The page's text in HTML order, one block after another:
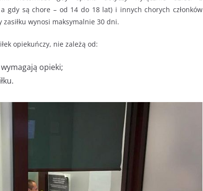
gdy są chore – od 14 do 18 lat) i innych chorych członków
zasiłku wynosi maksymalnie 30 dni.
opiekuńczy, nie zależą od:
opieki;